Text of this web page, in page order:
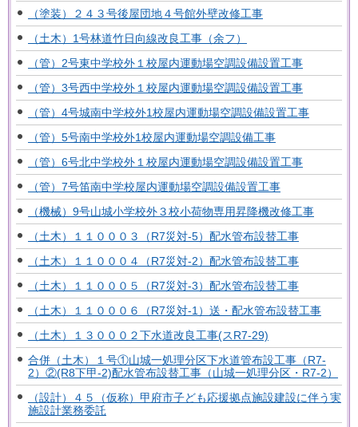
（塗装）２４３号後屋団地４号館外壁改修工事
（土木）1号林道竹日向線改良工事（余フ）
（管）2号東中学校外１校屋内運動場空調設備設置工事
（管）3号西中学校外１校屋内運動場空調設備設置工事
（管）4号城南中学校外1校屋内運動場空調設備設置工事
（管）5号南中学校外1校屋内運動場空調設備工事
（管）6号北中学校外１校屋内運動場空調設備設置工事
（管）7号笛南中学校屋内運動場空調設備設置工事
（機械）9号山城小学校外３校小荷物専用昇降機改修工事
（土木）１１０００３（R7災対-5）配水管布設替工事
（土木）１１０００４（R7災対-2）配水管布設替工事
（土木）１１０００５（R7災対-3）配水管布設替工事
（土木）１１０００６（R7災対-1）送・配水管布設替工事
（土木）１３０００２下水道改良工事(スR7-29)
合併（土木）１号①山城一処理分区下水道管布設工事（R7-
2）②(R8下甲-2)配水管布設替工事（山城一処理分区・R7-2）
（設計）４５（仮称）甲府市子ども応援拠点施設建設に伴う実
施設計業務委託